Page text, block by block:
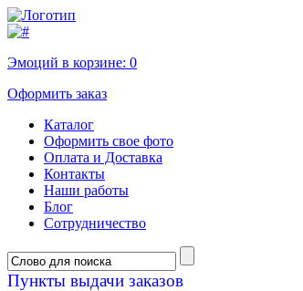
Эмоций в корзине: 0
Оформить заказ
Каталог
Оформить свое фото
Оплата и Доставка
Контакты
Наши работы
Блог
Сотрудничество
Пункты выдачи заказов